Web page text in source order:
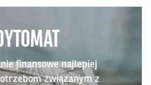
finansowe najlepiej
związanym z